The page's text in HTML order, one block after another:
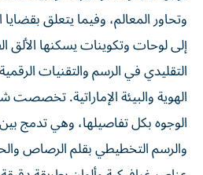
إلى لوحات وتكوينات يسكنها
التقليدي في الرسم والتقنيات
الهوية والبيئة الإماراتية.
الوجوه بكل تفاصيلها، وهي تدمج
والرسم التخطيطي بقلم الرصاص
عناصر غرافيكية وألوان بطريقة